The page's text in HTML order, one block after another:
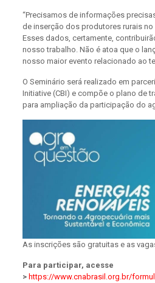
“Precisamos de informações
de inserção dos produtores rurais
Esses dados, certamente,
nosso trabalho. Não é atoa que o
nosso maior evento relacionado ao
O Seminário será realizado em
Initiative (CBI) e compõe o plano de
para ampliação da participação do
As inscrições são gratuitas e as
Para participar, acesse
> https://www.cnabrasil.org.br/